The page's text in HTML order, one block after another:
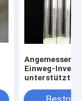
Angemessene
Einweg-
unterstützt